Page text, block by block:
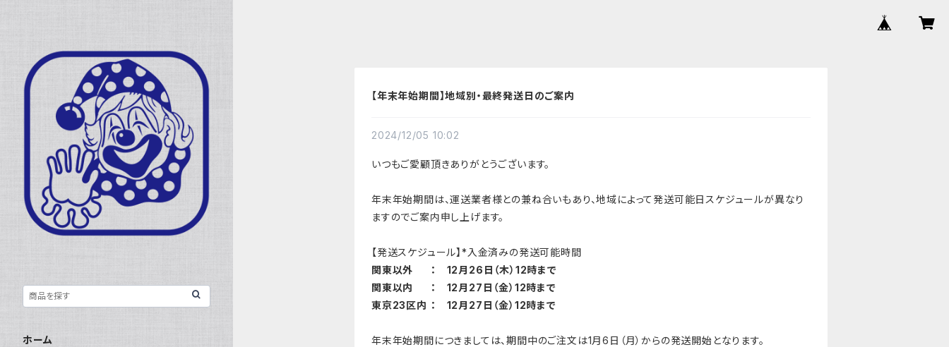
【年末年始期間】地域別・最終発送日のご案内
2024/12/05 10:02
いつもご愛顧頂きありがとうございます。
年末年始期間は、運送業者様との兼ね合いもあり、地域によって発送可能日スケジュールが異なり
ますのでご案内申し上げます。
【発送スケジュール】*入金済みの発送可能時間
関東以外
： 12月26日（木）12時まで
関東以内
： 12月27日（金）12時まで
東京23区内 ： 12月27日（金）12時まで
年末年始期間につきましては、期間中のご注文は1月6日（月）からの発送開始となります。
ホーム